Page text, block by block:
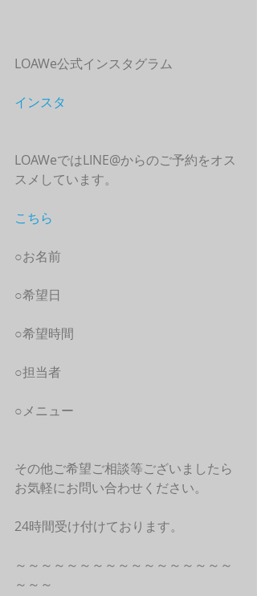
LOAWe公式インスタグラム
インスタ
LOAWeではLINE@からのご予約をオス
スメしています。
こちら
○お名前
○希望日
○希望時間
○担当者
○メニュー
その他ご希望ご相談等ございましたら
お気軽にお問い合わせください。
24時間受け付けております。
～～～～～～～～～～～～～～～～～
～～～